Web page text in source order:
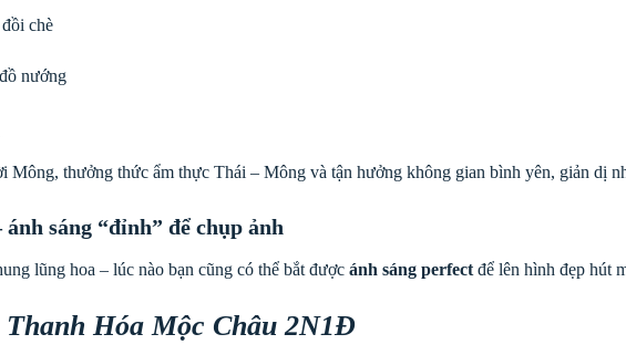
chè
nướng
Mông, thưởng thức ẩm thực Thái – Mông và tận hưởng không gian bình yên, giản dị
sáng “đỉnh” để chụp ảnh
lũng hoa – lúc nào bạn cũng có thể bắt được ánh sáng perfect để lên hình đẹp hút
Thanh Hóa Mộc Châu 2N1Đ